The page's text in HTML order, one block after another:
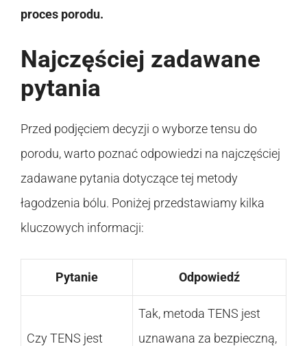
proces porodu.
Najczęściej zadawane
pytania
Przed podjęciem decyzji o wyborze tensu do
porodu, warto poznać odpowiedzi na najczęściej
zadawane pytania dotyczące tej metody
łagodzenia bólu. Poniżej przedstawiamy kilka
kluczowych informacji:
Pytanie Odpowiedź
Czy TENS jest
Tak, metoda TENS jest
uznawana za bezpieczną,